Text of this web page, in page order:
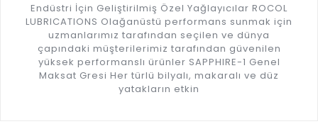
Endüstri İçin Geliştirilmiş Özel Yağlayıcılar ROCOL
LUBRICATIONS Olağanüstü performans sunmak için
uzmanlarımız tarafından seçilen ve dünya
çapındaki müşterilerimiz tarafından güvenilen
yüksek performanslı ürünler SAPPHIRE-1 Genel
Maksat Gresi Her türlü bilyalı, makaralı ve düz
yatakların etkin